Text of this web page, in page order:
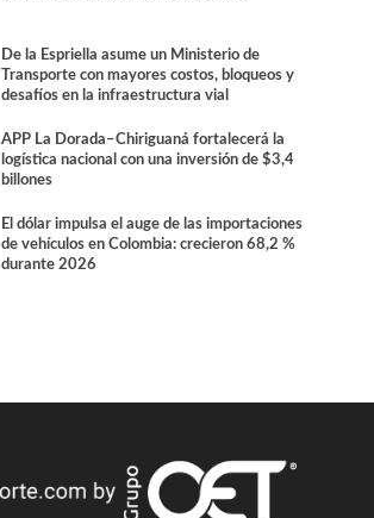
De la Espriella asume un Ministerio de
Transporte con mayores costos, bloqueos y
desafíos en la infraestructura vial
APP La Dorada–Chiriguaná fortalecerá la
logística nacional con una inversión de $3,4
billones
El dólar impulsa el auge de las importaciones
de vehículos en Colombia: crecieron 68,2 %
durante 2026